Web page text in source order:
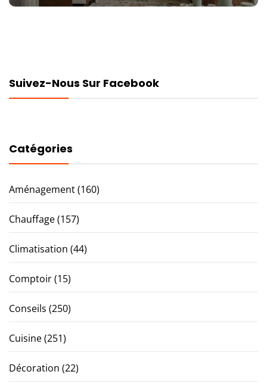
Suivez-Nous Sur Facebook
Catégories
Aménagement(160)
Chauffage(157)
Climatisation (44)
Comptoir(15)
Conseils (250)
Cuisine(251)
Décoration (22)